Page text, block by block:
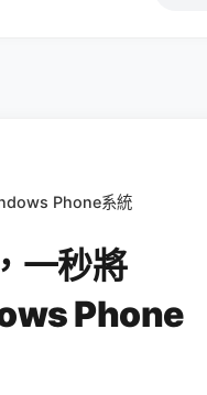
Phone系統
一秒將
Phone